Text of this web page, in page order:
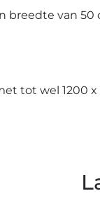
breedte van
tot wel 1200 x